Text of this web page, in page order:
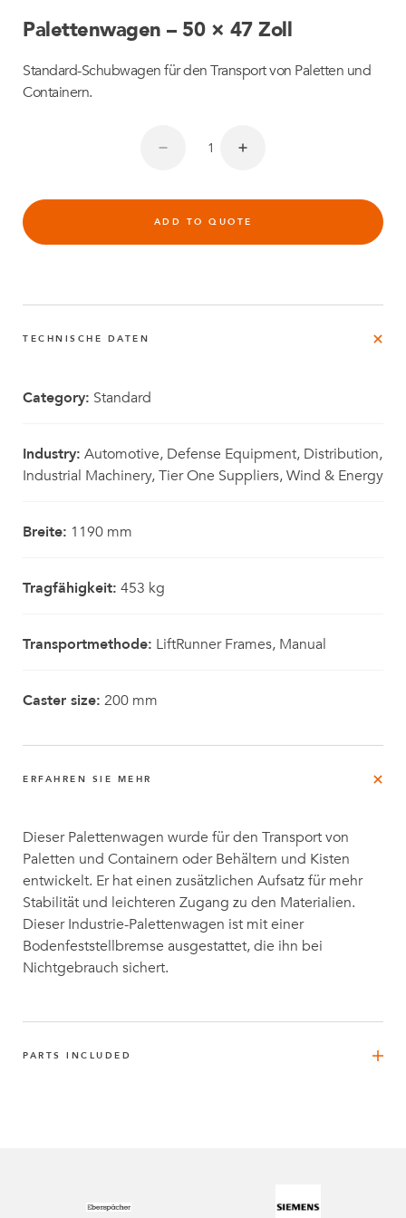
Palettenwagen – 50 × 47 Zoll
Standard-Schubwagen für den Transport von Paletten und
Containern.
ADD TO QUOTE
TECHNISCHE DATEN
Category: Standard
Industry: Automotive, Defense Equipment, Distribution,
Industrial Machinery, Tier One Suppliers, Wind & Energy
Breite: 1190 mm
Tragfähigkeit: 453 kg
Transportmethode: LiftRunner Frames, Manual
Caster size: 200 mm
ERFAHREN SIE MEHR
Dieser Palettenwagen wurde für den Transport von
Paletten und Containern oder Behältern und Kisten
entwickelt. Er hat einen zusätzlichen Aufsatz für mehr
Stabilität und leichteren Zugang zu den Materialien.
Dieser Industrie-Palettenwagen ist mit einer
Bodenfeststellbremse ausgestattet, die ihn bei
Nichtgebrauch sichert.
PARTS INCLUDED